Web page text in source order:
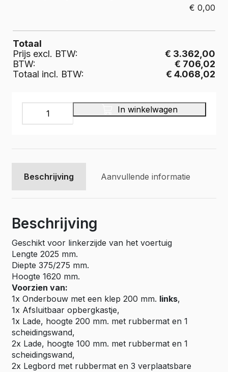
€ 0,00
Totaal
Prijs excl. BTW:
€ 3.362,00
BTW:
€ 706,02
Totaal incl. BTW:
€ 4.068,02
INFINITY
Bedrijfswageninrichting,
In winkelwagen
Beschrijving Aanvullende informatie
Beschrijving
Geschikt voor linkerzijde van het voertuig
Lengte 2025 mm.
Diepte 375/275 mm.
Hoogte 1620 mm.
Voorzien van:
1x Onderbouw met een klep 200 mm. links,
1x Afsluitbaar opbergkastje,
1x Lade, hoogte 200 mm. met rubbermat en 1
scheidingswand,
2x Lade, hoogte 100 mm. met rubbermat en 1
scheidingswand,
2x Legbord met rubbermat en 3 verplaatsbare